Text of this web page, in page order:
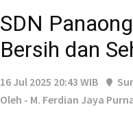
SDN
Bersih dan
16 Jul 2025 20:43 WIB
Oleh - M. Ferdian Jaya